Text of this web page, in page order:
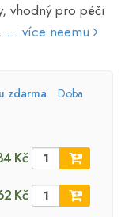
vhodný pro péči
... více neemu
zdarma
Doba
Kč
Kč